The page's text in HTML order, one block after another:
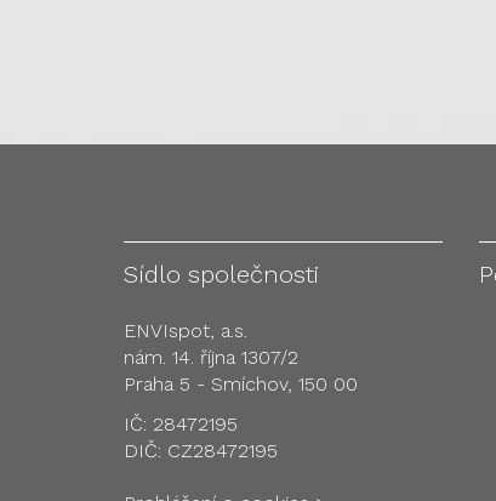
Sídlo společnosti
ENVIspot, a.s.
nám. 14. října 1307/2
Praha 5 - Smíchov, 150 00
IČ: 28472195
DIČ: CZ28472195